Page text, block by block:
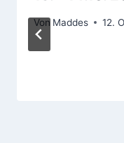
Von Maddes 12.